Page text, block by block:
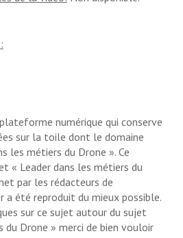
numérique qui conserve
sur la toile dont le domaine
les métiers du Drone ». Ce
« Leader dans les métiers du
par les rédacteurs de
a été reproduit du mieux possible.
sur ce sujet autour du sujet
du Drone » merci de bien vouloir